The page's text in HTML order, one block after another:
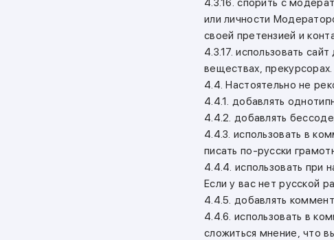
4.3.16. спорить с
или личности
своей претензией и
4.3.17. использовать
веществах, прекурсорах.
4.4. Настоятельно не
4.4.1. добавлять
4.4.2. добавлять
4.4.3. использовать в
писать по-русски
4.4.4. использовать при
Если у вас нет русской
4.4.5. добавлять
4.4.6. использовать в
сложиться мнение, что